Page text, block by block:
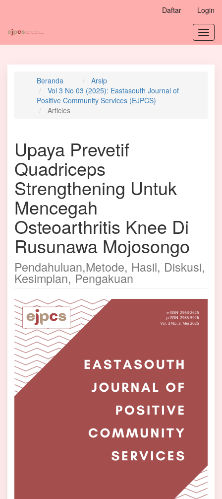
Utama
Bilah
Daftar Login
Beranda
Arsip
Vol 3 No 03 (2025): Eastasouth Journal of
Positive Community Services (EJPCS)
Articles
Upaya Prevetif
Quadriceps
Strengthening Untuk
Mencegah
Osteoarthritis Knee Di
Rusunawa Mojosongo
Pendahuluan,Metode, Hasil, Diskusi,
Kesimplan, Pengakuan
Bilah
Samping
Artikel